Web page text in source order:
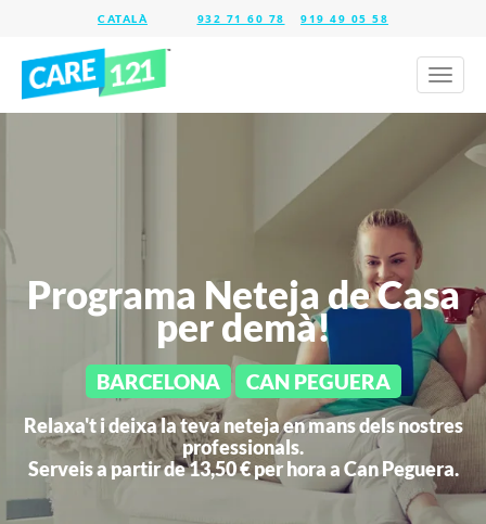
932 71 60 78 919 49 05 58
Toggle
Programa Neteja de Casa
per demà!
BARCELONA CAN PEGUERA
Relaxa't i deixa la teva neteja en mans dels nostres
professionals.
Serveis a partir de 13,50 € per hora aCan Peguera.